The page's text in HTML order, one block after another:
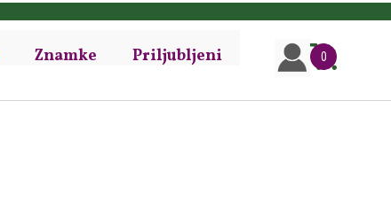
Znamke Priljubljeni 0